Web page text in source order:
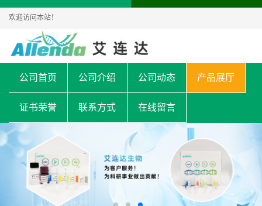
欢迎访问本站！
公司首页 公司介绍 公司动态 产品展厅
证书荣誉 联系方式 在线留言